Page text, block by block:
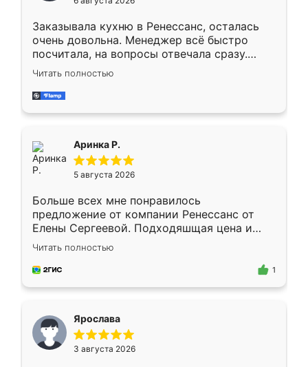
мебели буду заказывать только здесь.
Заказывала кухню в Ренессанс, осталась
очень довольна. Менеджер всё быстро
посчитала, на вопросы отвечала сразу.
Замерщик приехал в субботу, подошёл к
делу со всей ответственностью. Собрали
за день, ребята работали аккуратно, даже
Читать полностью
Аринка Р.
5 августа 2026
Больше всех мне понравилось
предложение от компании Ренессанс от
Елены Сергеевой. Подходяшщая цена и
короткие сроки изготовления. Приехавший
для замера сотрудник Владислав
предложил по моему эскизу самый
Читать полностью
1
Ярослава
3 августа 2026